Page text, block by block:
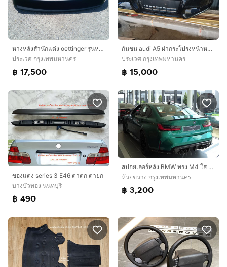
หางหลังสำนักแต่ง oettinger รุ่นหางกระดก มีไฟเบรคดวงที่3 ตรงรุ่น Audi A4 B5 ปี 95-00 เป็นของใหม่ ของแท้ พร้อมอุปกรณ์ติดตั้งมาครบ
ประเวศ กรุงเทพมหานคร
฿ 17,500
กันชน audi A5 ฝากระโปรงหน้าหลัง audi A5 สภาพสวย ไม่มีชน ถอดตั้งแต่ป้ายแดง ราคา 15,000 ติดต่อ 0816114094
ประเวศ กรุงเทพมหานคร
฿ 15,000
ของแต่ง series 3 E46 ตาตก ตายก
บางบัวทอง นนทบุรี
฿ 490
สปอยเลอร์หลัง BMW ทรง M4 ใส่ G20 G28 ตรงรุ่น Spoiler มี2 แบบ สีดำด้าน และ ลาย Carbon Kevlar
ห้วยขวาง กรุงเทพมหานคร
฿ 3,200